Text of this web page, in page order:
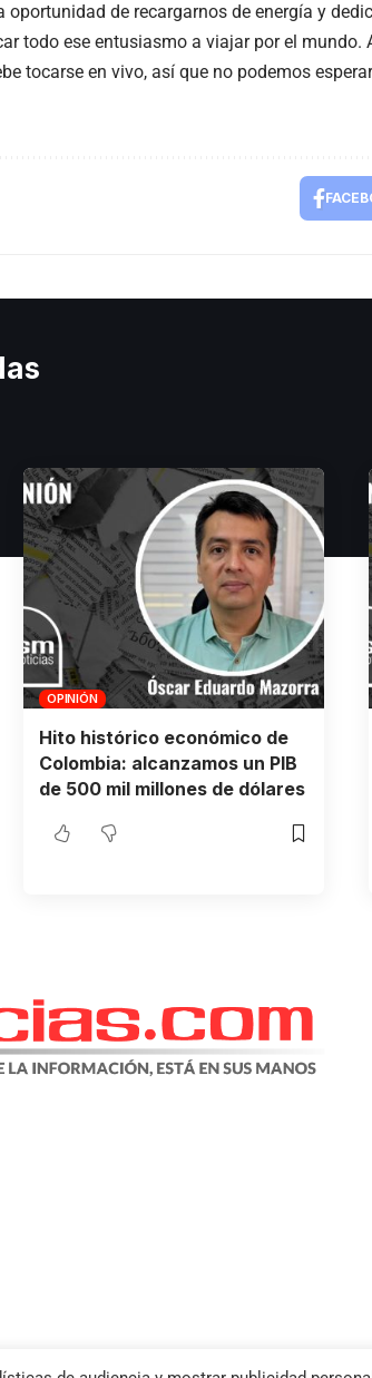
de recargarnos de energía y
todo ese entusiasmo a viajar por el mundo.
tocarse en vivo, así que no podemos
OPINIÓN
Hito histórico económico de
Colombia: alcanzamos un PIB
de 500 mil millones de dólares